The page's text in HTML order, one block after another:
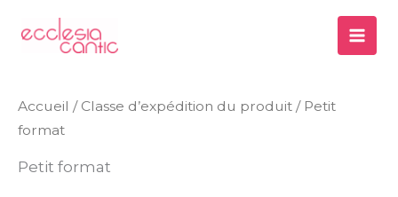
contenu
Accueil / Classe d’expédition du produit / Petit
format
Petit format